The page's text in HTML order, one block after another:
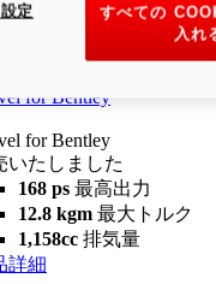
12.2 kgm
最大トルク
装備重量（燃料
for Bentley
for Bentley
いたしました
168 ps 最高出力
12.8 kgm 最大トルク
1,158cc 排気量
詳細
すべての
入れ
定